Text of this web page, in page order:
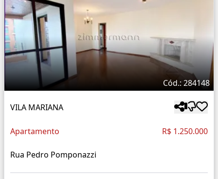
Cód.: 284148
VILA MARIANA
Apartamento R$ 1.250.000
Rua Pedro Pomponazzi